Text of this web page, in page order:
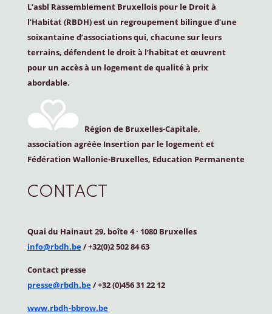
L’asbl Rassemblement Bruxellois pour le Droit à
l’Habitat (RBDH) est un regroupement bilingue d’une
soixantaine d’associations qui, chacune sur leurs
terrains, défendent le droit à l’habitat et œuvrent
pour un accès à un logement de qualité à prix
abordable.
Région de Bruxelles-Capitale,
association agréée Insertion par le logement et
Fédération Wallonie-Bruxelles, Education Permanente
CONTACT
Quai du Hainaut 29, boîte 4· 1080 Bruxelles
info@rbdh.be/ +32(0)2 502 84 63
Contact presse
presse@rbdh.be/ +32 (0)456 31 22 12
www.rbdh-bbrow.be